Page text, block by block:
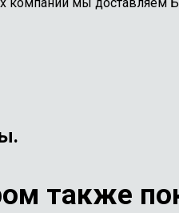
также